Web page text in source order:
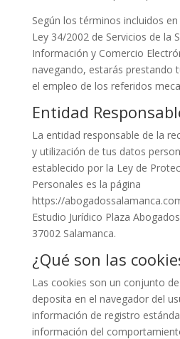
Según los términos incluidos
Ley 34/2002 de Servicios de la
Información y Comercio
navegando, estarás prestando
el empleo de los referidos
Entidad
La entidad responsable de la
y utilización de tus datos
establecido por la Ley de
Personales es la página
https://
Estudio Jurídico Plaza
37002 Salamanca.
¿Qué son las
Las cookies son un conjunto
deposita en el navegador del
información de registro
información del